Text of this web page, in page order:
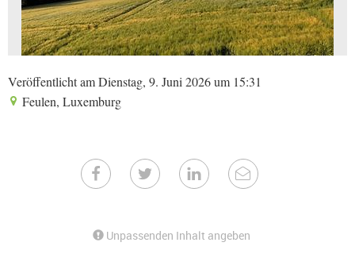
Veröffentlicht am Dienstag, 9. Juni 2026 um 15:31
Feulen, Luxemburg
Unpassenden Inhalt angeben